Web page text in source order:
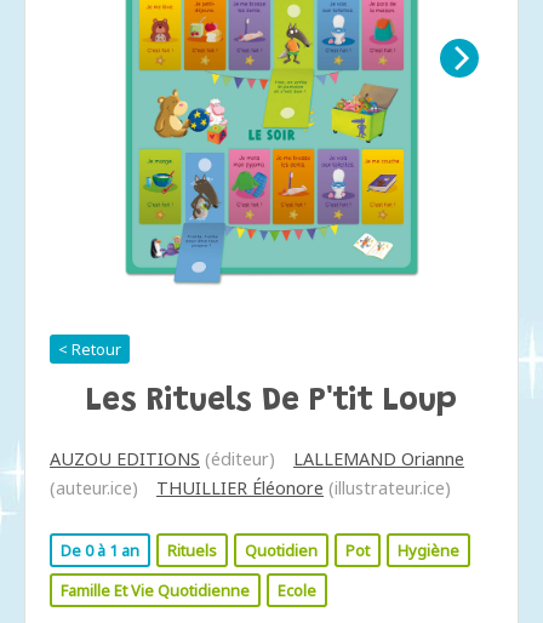
< Retour
Les Rituels De P'tit Loup
AUZOU EDITIONS (éditeur)
LALLEMAND Orianne
(auteur.ice)
THUILLIER Éléonore (illustrateur.ice)
De 0 à 1 an Rituels Quotidien Pot
Hygiène
Famille Et Vie Quotidienne
Ecole